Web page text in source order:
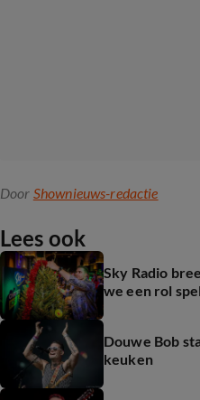
Door Shownieuws-redactie
Lees ook
Sky Radio
we een rol
Douwe Bob
keuken